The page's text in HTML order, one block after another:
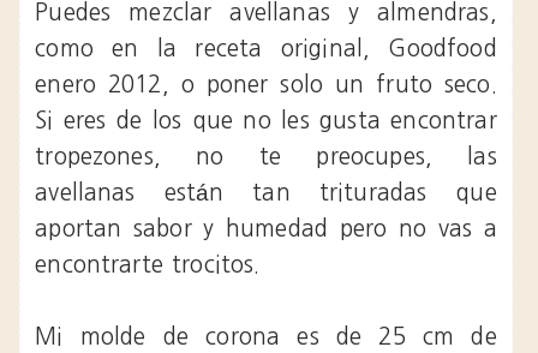
Puedes mezclar avellanas y almendras,
como en la receta original, Goodfood
enero 2012, o poner solo un fruto seco.
Si eres de los que no les gusta encontrar
tropezones, no te preocupes, las
avellanas están tan trituradas que
aportan sabor y humedad pero no vas a
encontrarte trocitos.
Mi molde de corona es de 25 cm de